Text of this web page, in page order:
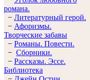
романа.
− Литературный герой.
− Афоризмы.
Творческие забавы
− Романы. Повести.
− Сборники.
− Рассказы. Эссe.
Библиотека